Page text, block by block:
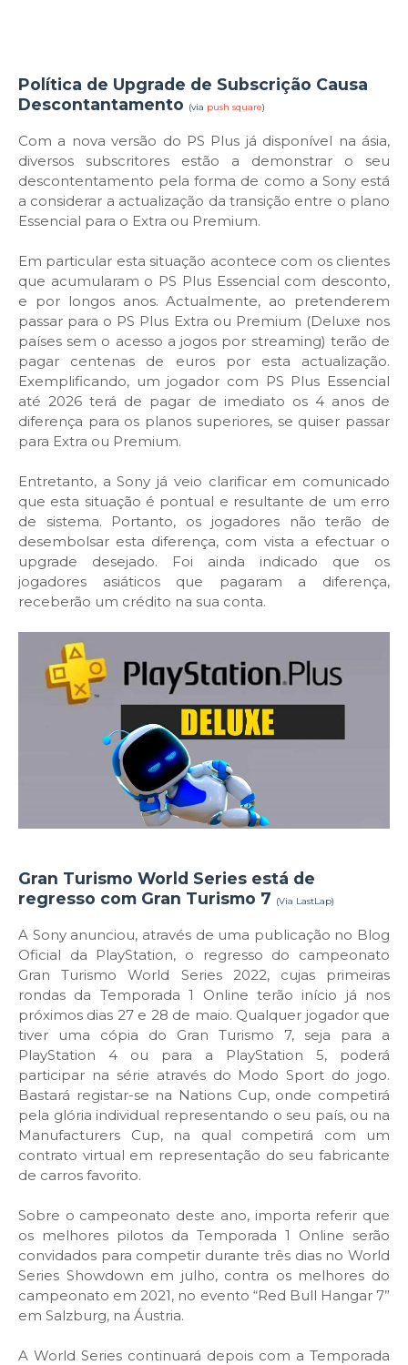
Política de Upgrade de Subscrição Causa
Descontantamento (via push square)
Com a nova versão do PS Plus já disponível na ásia,
diversos subscritores estão a demonstrar o seu
descontentamento pela forma de como a Sony está
a considerar a actualização da transição entre o plano
Essencial para o Extra ou Premium.
Em particular esta situação acontece com os clientes
que acumularam o PS Plus Essencial com desconto,
e por longos anos. Actualmente, ao pretenderem
passar para o PS Plus Extra ou Premium (Deluxe nos
países sem o acesso a jogos por streaming) terão de
pagar centenas de euros por esta actualização.
Exemplificando, um jogador com PS Plus Essencial
até 2026 terá de pagar de imediato os 4 anos de
diferença para os planos superiores, se quiser passar
para Extra ou Premium.
Entretanto, a Sony já veio clarificar em comunicado
que esta situação é pontual e resultante de um erro
de sistema. Portanto, os jogadores não terão de
desembolsar esta diferença, com vista a efectuar o
upgrade desejado. Foi ainda indicado que os
jogadores asiáticos que pagaram a diferença,
receberão um crédito na sua conta.
Gran Turismo World Series está de
regresso com Gran Turismo 7 (Via LastLap)
A Sony anunciou, através de uma publicação no Blog
Oficial da PlayStation, o regresso do campeonato
Gran Turismo World Series 2022, cujas primeiras
rondas da Temporada 1 Online terão início já nos
próximos dias 27 e 28 de maio. Qualquer jogador que
tiver uma cópia do Gran Turismo 7, seja para a
PlayStation 4 ou para a PlayStation 5, poderá
participar na série através do Modo Sport do jogo.
Bastará registar-se na Nations Cup, onde competirá
pela glória individual representando o seu país, ou na
Manufacturers Cup, na qual competirá com um
contrato virtual em representação do seu fabricante
de carros favorito.
Sobre o campeonato deste ano, importa referir que
os melhores pilotos da Temporada 1 Online serão
convidados para competir durante três dias no World
Series Showdown em julho, contra os melhores do
campeonato em 2021, no evento “Red Bull Hangar 7”
em Salzburg, na Áustria.
A World Series continuará depois com a Temporada